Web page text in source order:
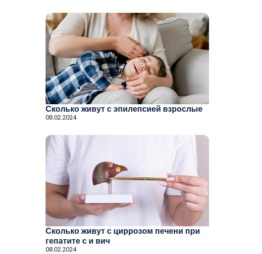
Сколько живут с эпилепсией взрослые
08.02.2024
Сколько живут с циррозом печени при
гепатите с и вич
08.02.2024